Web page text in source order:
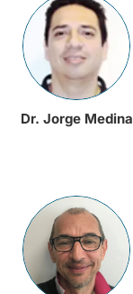
Dr. Jorge Medina